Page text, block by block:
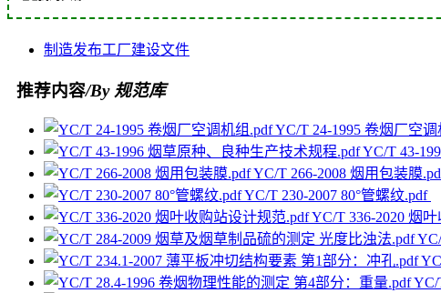
制造发布工厂建设文件
推荐内容/By 规范库
YC/T 24-1995 卷烟厂空
YC/T 43-
YC/T 266-2008 烟用包装膜
YC/T 230-2007 80°管螺纹.pdf
YC/T 336-2020 烟
YC/